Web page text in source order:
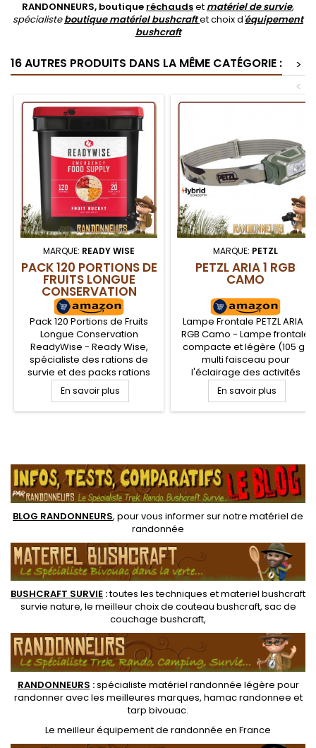
RANDONNEURS, boutique réchaudset matériel de survie,
spécialisteboutique matériel bushcraftet choix déquipement
bushcraft
16 AUTRES PRODUITS DANS LA MÊME CATÉGORIE :
>
<
MARQUE: READY WISE
PACK 120 PORTIONS DE
FRUITS LONGUE
CONSERVATION
READYWISE
Pack 120 Portions de Fruits
Longue Conservation
ReadyWise - Ready Wise,
spécialiste des rations de
survie et des packs rations
alimentaires pour situations
d'urgence, propose le pack
120x portions de fruits
Un kit de 120x portions variées
équilibrées, véritable
réponse alimentaire...
En savoir plus
MARQUE: PETZL
PETZL ARIA 1 RGB
CAMO
Lampe Frontale PETZL ARIA 1
RGB Camo - Lampe frontale
compacte et légère (105 g)
multi faisceau pour
l'éclairage des activités
extérieures et randonnée,
comme la chasse et la
pêche. Puissance 350
alimentation sur piles ou
batterie (non fournie). Trois
niveaux d'éclairage blanc...
En savoir plus
BLOG RANDONNEURS, pour vous informer sur notre matériel de
randonnée
BUSHCRAFT SURVIE :toutes les techniques etmateriel bushcraft
survie nature, le meilleur choix de couteau bushcraft, sac de
couchage bushcraft,
RANDONNEURS :spécialiste matériel randonnée légère pour
randonner avec les meilleures marques, hamac randonnee et
tarp bivouac.
Le meilleur équipement de randonnée en France